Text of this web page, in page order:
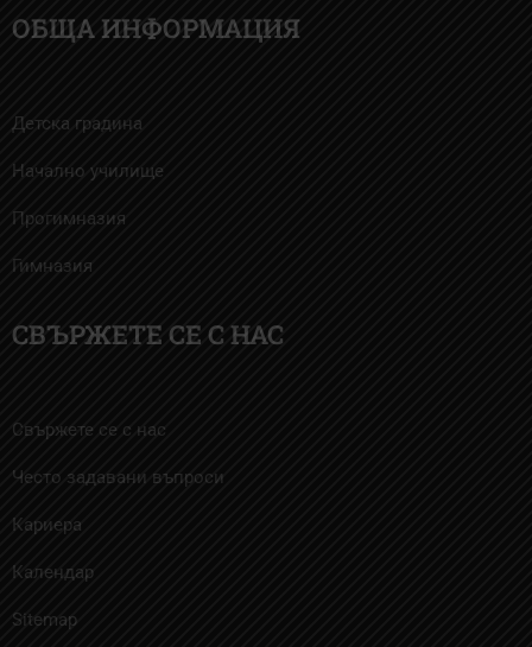
ОБЩА ИНФОРМАЦИЯ
Детска градина
Начално училище
Прогимназия
Гимназия
СВЪРЖЕТЕ СЕ С НАС
Свържете се с нас
Често задавани въпроси
Кариера
Календар
Sitemap